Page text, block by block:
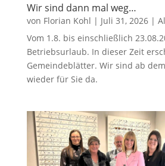
Wir sind dann mal weg…
von Florian Kohl | Juli 31, 2026|
Vom 1.8. bis einschließlich
Betriebsurlaub. In dieser Zeit
Gemeindeblätter. Wir sind ab
wieder für Sie da.